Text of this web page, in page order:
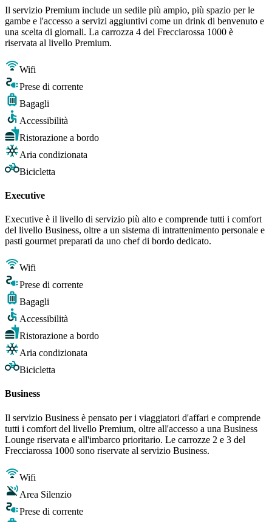
Il servizio Premium include un sedile più ampio, più spazio per le
gambe e l'accesso a servizi aggiuntivi come un drink di benvenuto e
una scelta di giornali. La carrozza 4 del Frecciarossa 1000 è
riservata al livello Premium.
Wifi
Prese di corrente
Bagagli
Accessibilità
Ristorazione a bordo
Aria condizionata
Bicicletta
Executive
Executive è il livello di servizio più alto e comprende tutti i comfort
del livello Business, oltre a un sistema di intrattenimento personale e
pasti gourmet preparati da uno chef di bordo dedicato.
Wifi
Prese di corrente
Bagagli
Accessibilità
Ristorazione a bordo
Aria condizionata
Bicicletta
Business
Il servizio Business è pensato per i viaggiatori d'affari e comprende
tutti i comfort del livello Premium, oltre all'accesso a una Business
Lounge riservata e all'imbarco prioritario. Le carrozze 2 e 3 del
Frecciarossa 1000 sono riservate al servizio Business.
Wifi
Area Silenzio
Prese di corrente